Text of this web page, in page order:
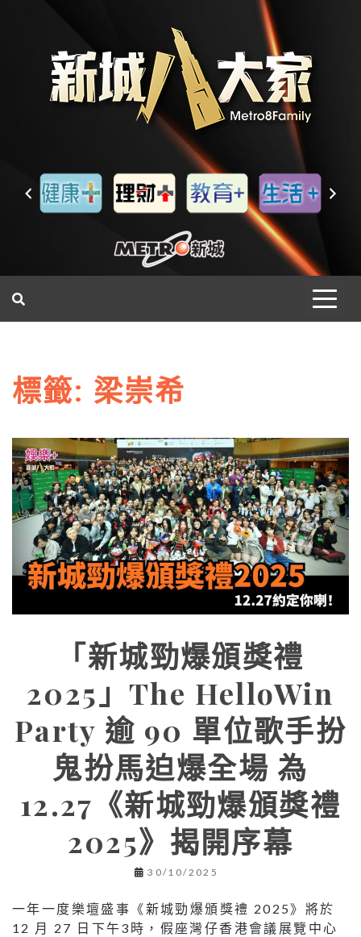
標籤: 梁崇希
「新城勁爆頒獎禮
2025」The HelloWin
Party 逾 90 單位歌手扮
鬼扮馬迫爆全場 為
12.27《新城勁爆頒獎禮
2025》揭開序幕
30/10/2025
一年一度樂壇盛事《新城勁爆頒獎禮 2025》將於
12 月 27 日下午3時，假座灣仔香港會議展覽中心